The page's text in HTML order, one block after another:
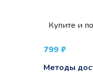
Купите и
799 ₽
Методы